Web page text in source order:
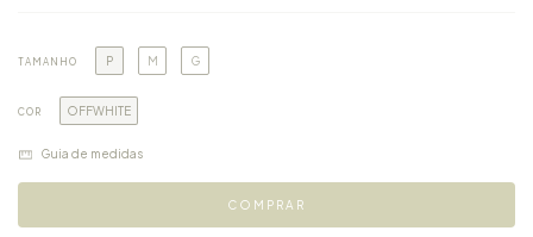
TAMANHO P M G
COR OFFWHITE
Guia de medidas